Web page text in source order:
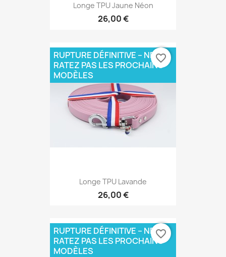
Longe TPU Jaune Néon
26,00 €
Longe TPU Lavande
26,00 €
RUPTURE DÉFINITIVE – NE
RATEZ PAS LES PROCHAINS
MODÈLES
favorite_border
RUPTURE DÉFINITIVE – NE
RATEZ PAS LES PROCHAINS
MODÈLES
favorite_border